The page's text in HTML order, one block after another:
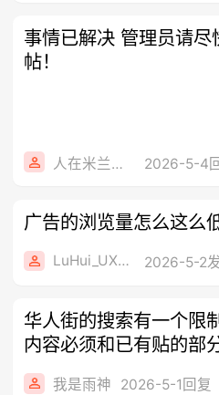
事情已解决 管理员请尽
帖！
人在米兰心在田 2026-5-4
广告的浏览量怎么这么
LuHui_UXZUI 2026-5-2
华人街的搜索有一个限
内容必须和已有贴的部
间隔
我是雨神 2026-5-1回复